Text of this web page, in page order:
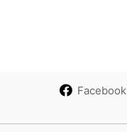
Facebook